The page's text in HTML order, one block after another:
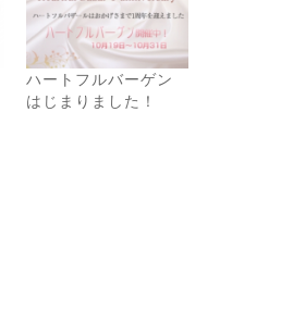
ハートフルバーゲン
はじまりました！